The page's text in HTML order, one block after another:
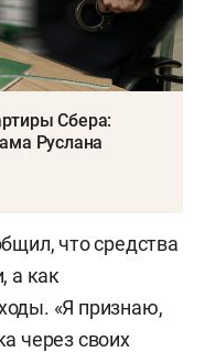
Сбера:
Руслана
что средства
а как
«Я признаю,
через своих